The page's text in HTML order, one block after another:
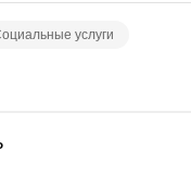
услуги